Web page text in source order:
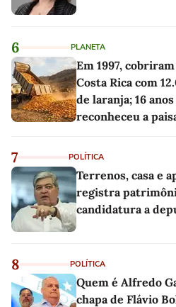
6 PLANETA
Em 1997,
Costa Rica com
de laranja; 16
reconheceu a
7 POLÍTICA
Terrenos, casa e
registra
candidatura a
8 POLÍTICA
Quem é Alfredo
chapa de Flávio